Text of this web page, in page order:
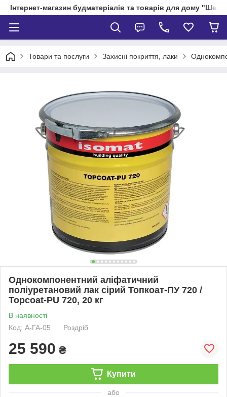
Інтернет-магазин будматеріалів та товарів для дому
Товари та послуги Захисні покриття, лаки
Однокомпонентний аліфатичний
поліуретановий лак сірий Топкоат-ПУ 720 /
Topcoat-PU 720, 20 кг
В наявності
Код: A-ГА-05
Роздріб
25 590 ₴
Купити
або